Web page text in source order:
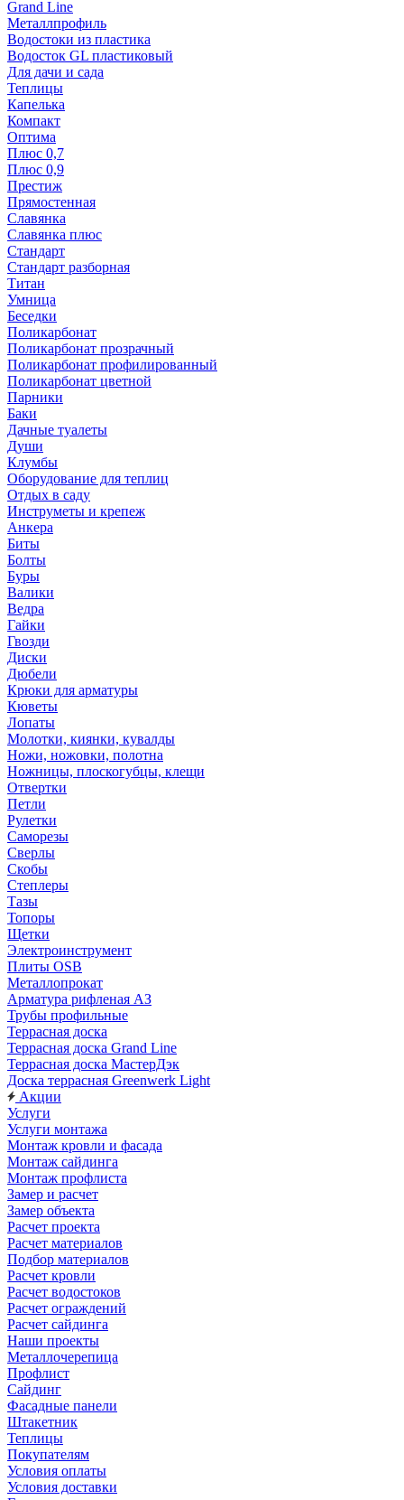
Grand Line
Металлпрофиль
Водостоки из пластика
Водосток GL пластиковый
Для дачи и сада
Теплицы
Капелька
Компакт
Оптима
Плюс 0,7
Плюс 0,9
Престиж
Прямостенная
Славянка
Славянка плюс
Стандарт
Стандарт разборная
Титан
Умница
Беседки
Поликарбонат
Поликарбонат прозрачный
Поликарбонат профилированный
Поликарбонат цветной
Парники
Баки
Дачные туалеты
Души
Клумбы
Оборудование для теплиц
Отдых в саду
Инструметы и крепеж
Анкера
Биты
Болты
Буры
Валики
Ведра
Гайки
Гвозди
Диски
Дюбели
Крюки для арматуры
Кюветы
Лопаты
Молотки, киянки, кувалды
Ножи, ножовки, полотна
Ножницы, плоскогубцы, клещи
Отвертки
Петли
Рулетки
Саморезы
Сверлы
Скобы
Степлеры
Тазы
Топоры
Щетки
Электроинструмент
Плиты OSB
Металлопрокат
Арматура рифленая АЗ
Трубы профильные
Террасная доска
Террасная доска Grand Line
Террасная доска МастерДэк
Доска террасная Greenwerk Light
Акции
Услуги
Услуги монтажа
Монтаж кровли и фасада
Монтаж сайдинга
Монтаж профлиста
Замер и расчет
Замер объекта
Расчет проекта
Расчет материалов
Подбор материалов
Расчет кровли
Расчет водостоков
Расчет ограждений
Расчет сайдинга
Наши проекты
Металлочерепица
Профлист
Сайдинг
Фасадные панели
Штакетник
Теплицы
Покупателям
Условия оплаты
Условия доставки